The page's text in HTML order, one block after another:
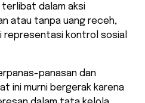
dalam aksi
atau tanpa uang receh,
representasi kontrol sosial
panasan dan
ini murni bergerak karena